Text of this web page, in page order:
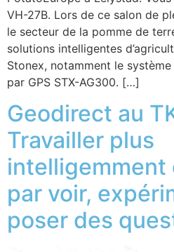
VH-27B. Lors de ce salon de
le secteur de la pomme de
solutions intelligentes
Stonex, notamment le
par GPS STX-AG300. […]
Geodirect au
Travailler plus
intelligemment
par voir,
poser des